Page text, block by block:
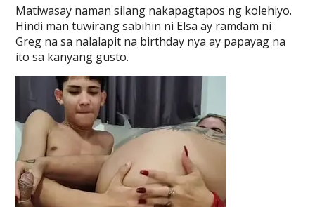
Matiwasay naman silang nakapagtapos ng kolehiyo.
Hindi man tuwirang sabihin ni Elsa ay ramdam ni
Greg na sa nalalapit na birthday nya ay papayag na
ito sa kanyang gusto.